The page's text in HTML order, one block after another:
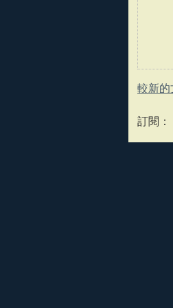
較新的
訂閱：